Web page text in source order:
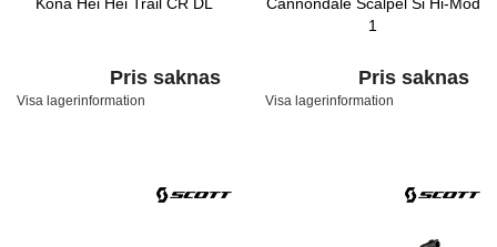
Pris saknas
Visa lagerinformation
1
Pris saknas
Visa lagerinformation